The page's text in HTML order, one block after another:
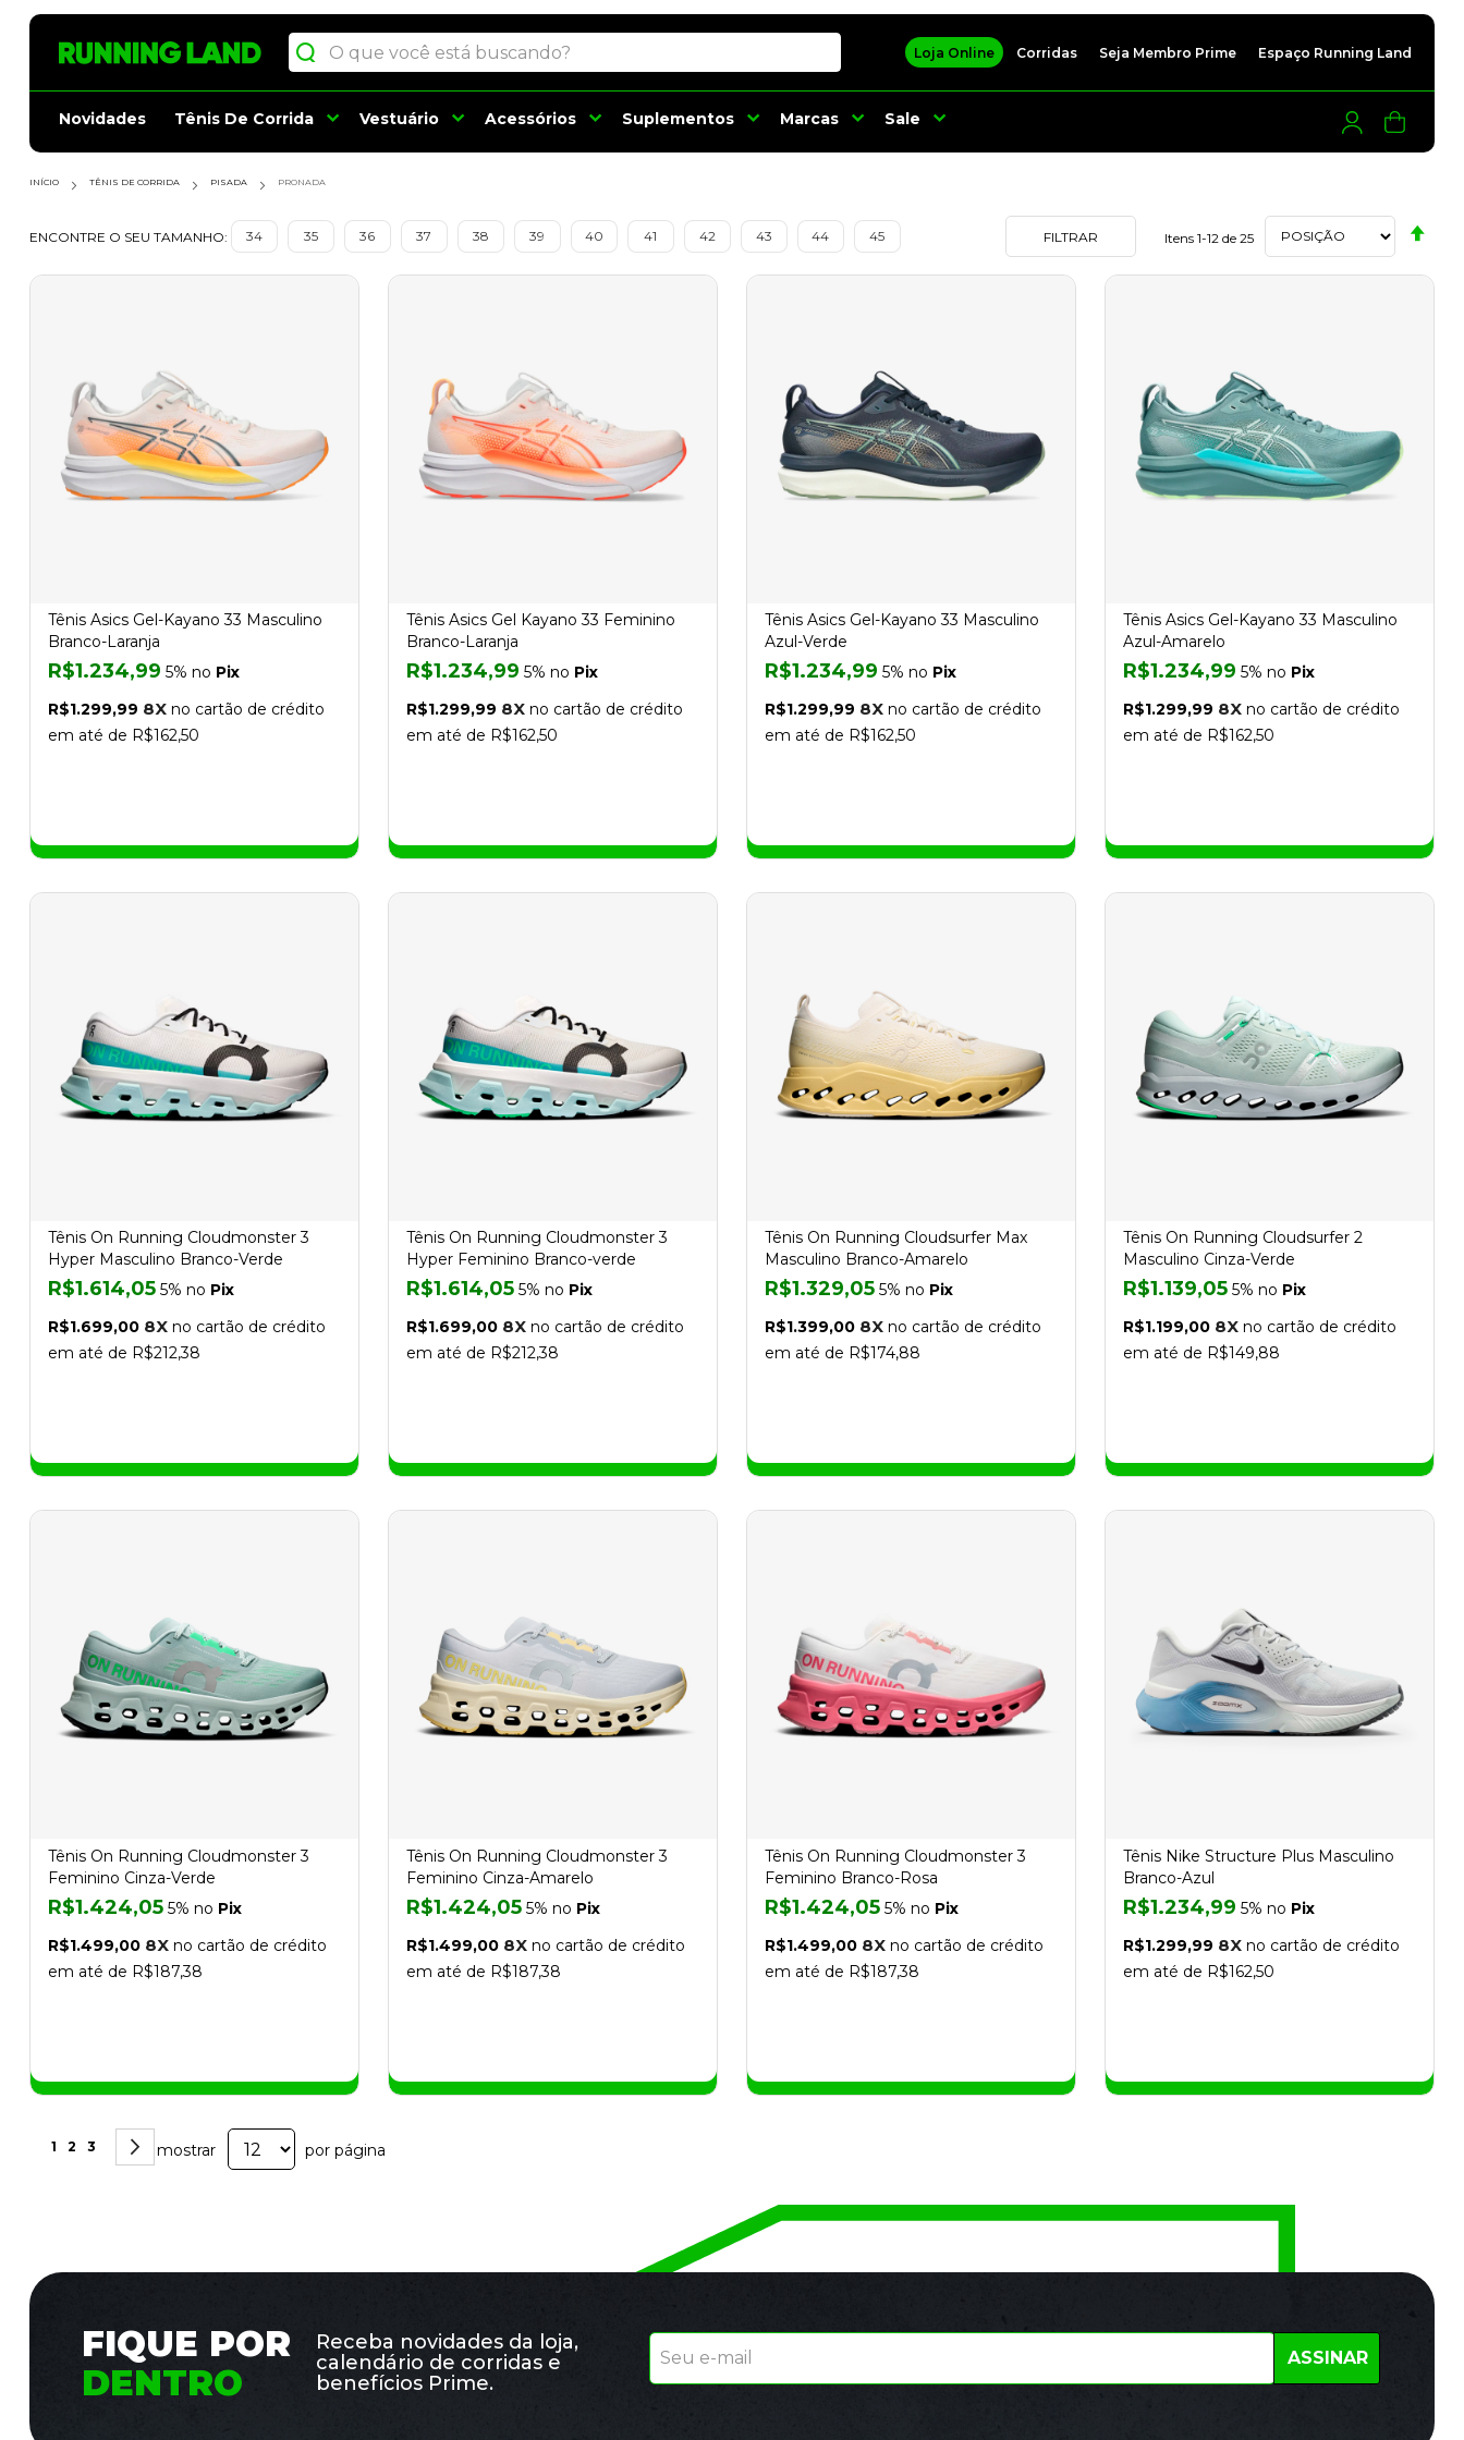
Search
Search Loja Online Corridas Seja Membro Prime Espaço Running Land
Novidades Tênis De Corrida Vestuário Acessórios Suplementos Marcas Sale
Meu
INÍCIO TÊNIS DE CORRIDA PISADA PRONADA
ENCONTRE O SEU TAMANHO: 34 35 36 37 38 39 40 41 42 43 44 45 FILTRAR Itens1-12 de25
Tênis Asics Gel-Kayano 33 Masculino
Branco-Laranja
R$1.234,99 5% no Pix
R$1.299,99 8Xno cartão de crédito
em até de R$162,50
Tênis Asics Gel Kayano 33 Feminino
Branco-Laranja
R$1.234,99 5% no Pix
R$1.299,99 8Xno cartão de crédito
em até de R$162,50
Tênis Asics Gel-Kayano 33 Masculino
Azul-Verde
R$1.234,99 5% no Pix
R$1.299,99 8Xno cartão de crédito
em até de R$162,50
Tênis Asics Gel-Kayano 33 Masculino
Azul-Amarelo
R$1.234,99 5% no Pix
R$1.299,99 8Xno cartão de crédito
em até de R$162,50
Tênis On Running Cloudmonster 3
Hyper Masculino Branco-Verde
R$1.614,055% no Pix
R$1.699,00 8Xno cartão de crédito
em até de R$212,38
Tênis On Running Cloudmonster 3
Hyper Feminino Branco-verde
R$1.614,055% no Pix
R$1.699,00 8Xno cartão de crédito
em até de R$212,38
Tênis On Running Cloudsurfer Max
Masculino Branco-Amarelo
R$1.329,055% no Pix
R$1.399,00 8Xno cartão de crédito
em até de R$174,88
Tênis On Running Cloudsurfer 2
Masculino Cinza-Verde
R$1.139,055% no Pix
R$1.199,00 8Xno cartão de crédito
em até de R$149,88
Tênis On Running Cloudmonster 3
Feminino Cinza-Verde
R$1.424,055% no Pix
R$1.499,00 8Xno cartão de crédito
em até de R$187,38
Tênis On Running Cloudmonster 3
Feminino Cinza-Amarelo
R$1.424,055% no Pix
R$1.499,00 8Xno cartão de crédito
em até de R$187,38
Tênis On Running Cloudmonster 3
Feminino Branco-Rosa
R$1.424,055% no Pix
R$1.499,00 8Xno cartão de crédito
em até de R$187,38
Tênis Nike Structure Plus Masculino
Branco-Azul
R$1.234,99 5% no Pix
R$1.299,99 8Xno cartão de crédito
em até de R$162,50
Página
Você esta lendo a pagina
1 Página
2 Página
3 Página
Próximo
mostrar por página
Inscrições, Pedidos e
FIQUE POR
DENTRO
Receba novidades da loja,
calendário de corridas e
benefícios Prime.
ASSINAR